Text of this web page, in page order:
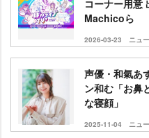
コーナー用意
Machicoら
2026-03-23 ニュ
声優・和氣あ
ン和む「お鼻
な寝顔」
2025-11-04 ニュ